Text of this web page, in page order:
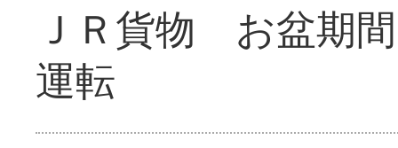
ＪＲ貨物 お盆期
運転